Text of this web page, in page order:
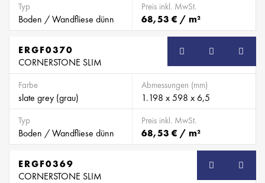
Typ
Boden / Wandfliese dünn
Preis inkl. MwSt.
68,53 € / m²
SB
ERGF0370
CORNERSTONE SLIM
Farbe
slate grey (grau)
Abmessungen (mm)
1.198 x 598 x 6,5
Typ
Boden / Wandfliese dünn
Preis inkl. MwSt.
68,53 € / m²
SB
ERGF0369
CORNERSTONE SLIM